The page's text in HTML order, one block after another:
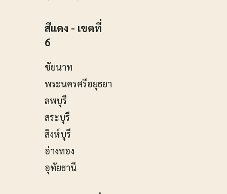
สีแดง - เขตที่
6
ชัยนาท
พระนครศรีอยุธยา
ลพบุรี
สระบุรี
สิงห์บุรี
อ่างทอง
อุทัยธานี